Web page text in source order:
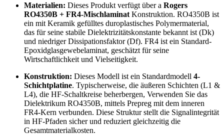
Materialien: Dieses Produkt verfügt über a Rogers
RO4350B + FR4-Mischlaminat Konstruktion. RO4350B ist
ein mit Keramik gefülltes duroplastisches Polymermaterial,
das für seine stabile Dielektrizitätskonstante bekannt ist (Dk)
und niedriger Dissipationsfaktor (Df). FR4 ist ein Standard-
Epoxidglasgewebelaminat, geschätzt für seine
Wirtschaftlichkeit und Vielseitigkeit.
Konstruktion: Dieses Modell ist ein Standardmodell 4-
Schichtplatine. Typischerweise, die äußeren Schichten (L1 &
L4), die HF-Schaltkreise beherbergen, Verwenden Sie das
Dielektrikum RO4350B, mittels Prepreg mit dem inneren
FR4-Kern verbunden. Diese Struktur stellt die Signalintegrität
in HF-Pfaden sicher und reduziert gleichzeitig die
Gesamtmaterialkosten.